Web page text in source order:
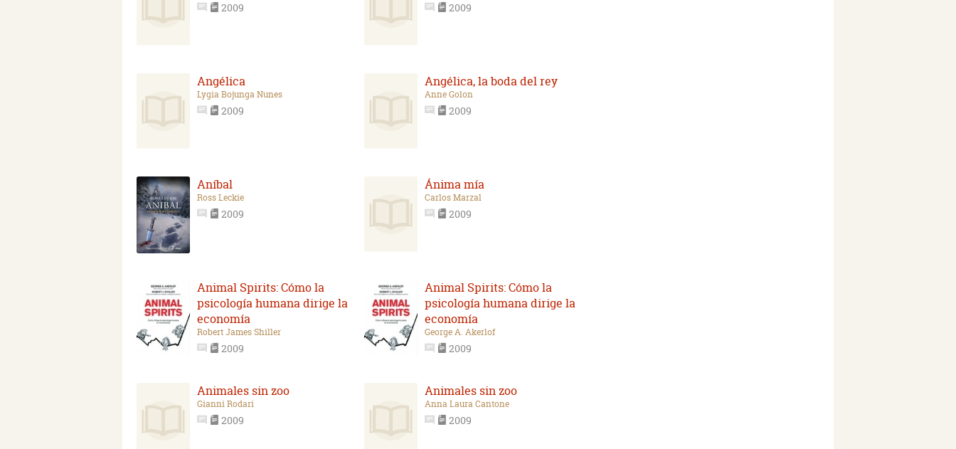
2009 2009
Angélica
Lygia Bojunga Nunes
2009
Angélica, la boda del rey
Anne Golon
2009
Aníbal
Ross Leckie
2009
Ánima mía
Carlos Marzal
2009
Animal Spirits: Cómo la
psicología humana dirige la
economía
Robert James Shiller
2009
Animal Spirits: Cómo la
psicología humana dirige la
economía
George A. Akerlof
2009
Animales sin zoo
Gianni Rodari
2009
Animales sin zoo
Anna Laura Cantone
2009